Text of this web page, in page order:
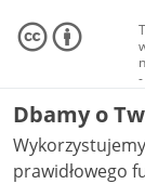
Dbamy o
prawidłowego